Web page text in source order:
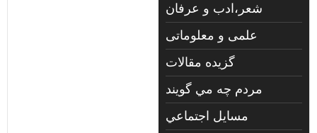
شعر،ادب و عرفان
علمی و معلوماتی
گزیده مقالات
مردم چه مي گويند
مسايل اجتماعي